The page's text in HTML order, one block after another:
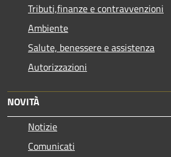
Tributi,finanze e contravvenzioni
Ambiente
Salute, benessere e assistenza
Autorizzazioni
NOVITÀ
Notizie
Comunicati